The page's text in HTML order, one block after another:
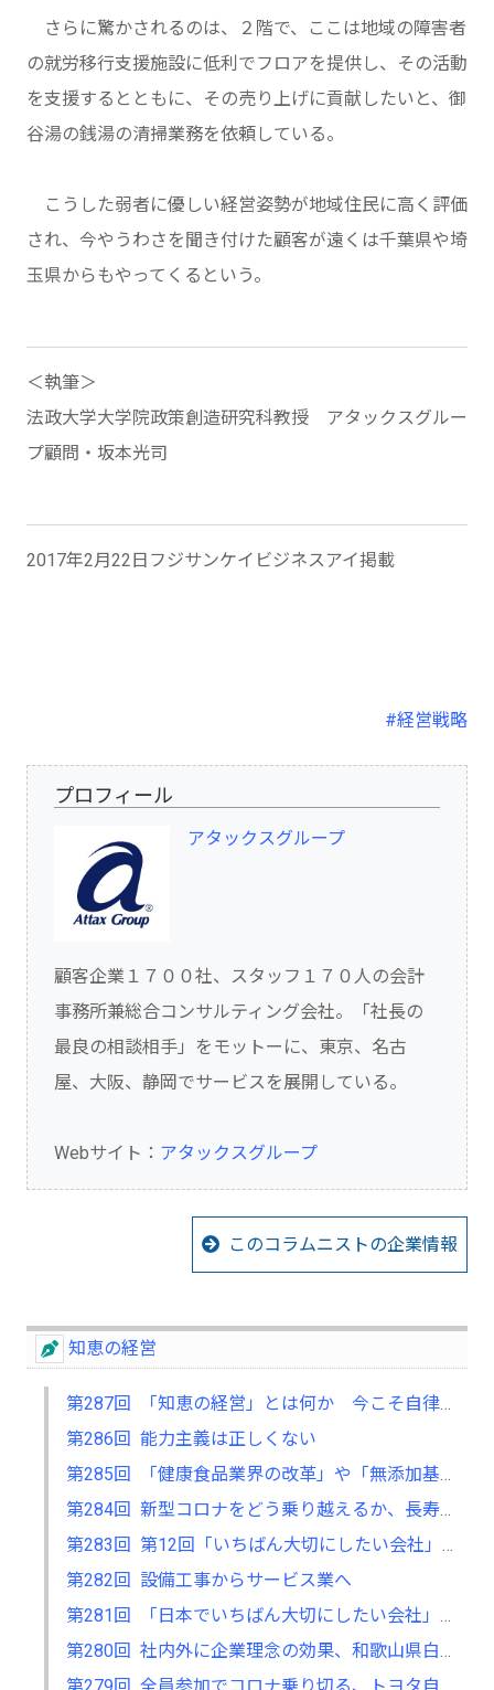
さらに驚かされるのは、２階で、ここは地域の障害者
の就労移行支援施設に低利でフロアを提供し、その活動
を支援するとともに、その売り上げに貢献したいと、御
谷湯の銭湯の清掃業務を依頼している。
こうした弱者に優しい経営姿勢が地域住民に高く評価
され、今やうわさを聞き付けた顧客が遠くは千葉県や埼
玉県からもやってくるという。
＜執筆＞
法政大学大学院政策創造研究科教授 アタックスグルー
プ顧問・坂本光司
2017年2月22日フジサンケイビジネスアイ掲載
#経営戦略
プロフィール
アタックスグループ
顧客企業１７００社、スタッフ１７０人の会計
事務所兼総合コンサルティング会社。「社長の
最良の相談相手」をモットーに、東京、名古
屋、大阪、静岡でサービスを展開している。
Webサイト： アタックスグループ
このコラムニストの企業情報
知恵の経営
第286回 能力主義は正しくない
第282回 設備工事からサービス業へ